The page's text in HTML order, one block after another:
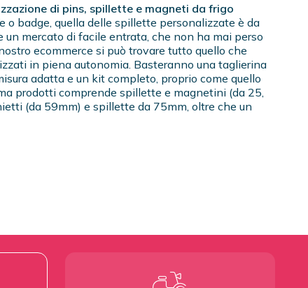
di pins, spillette e magneti da frigo
badge, quella delle spillette personalizzate è da
mercato di facile entrata, che non ha mai perso
ecommerce si può trovare tutto quello che
in piena autonomia. Basteranno una taglierina
adatta e un kit completo, proprio come quello
prodotti comprende spillette e magnetini (da 25,
(da 59mm) e spillette da 75mm, oltre che un